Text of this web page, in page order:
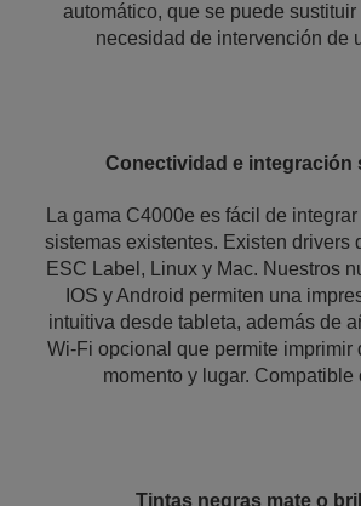
automático, que se puede
necesidad de intervención de
Conectividad e integración
La gama C4000e es fácil de
sistemas existentes. Existen drivers
ESC Label, Linux y Mac. Nuestros
IOS y Android permiten una
intuitiva desde tableta, además de
Wi-Fi opcional que permite imprimir
momento y lugar. Compatible
Tintas negras mate o